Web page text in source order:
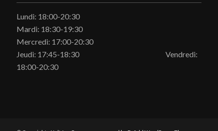
Lundi: 18:00-20:30
Mardi: 18:30-19:30
Mercredi: 17:00-20:30
Jeudi: 17:45-18:30 Vendredi:
18:00-20:30